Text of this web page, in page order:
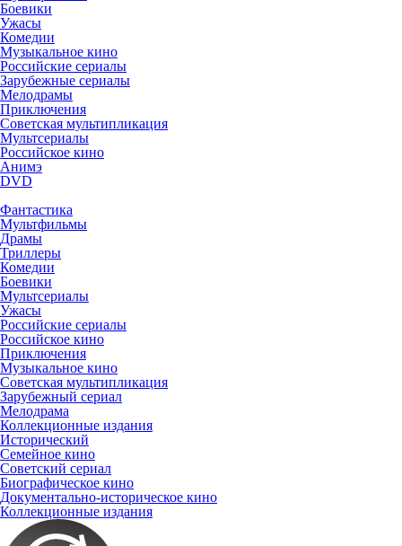
Боевики
Ужасы
Комедии
Музыкальное кино
Российские сериалы
Зарубежные сериалы
Мелодрамы
Приключения
Советская мультипликация
Мультсериалы
Российское кино
Анимэ
DVD
Фантастика
Мультфильмы
Драмы
Триллеры
Комедии
Боевики
Мультсериалы
Ужасы
Российские сериалы
Российское кино
Приключения
Музыкальное кино
Советская мультипликация
Зарубежный сериал
Мелодрама
Коллекционные издания
Исторический
Семейное кино
Советский сериал
Биографическое кино
Документально-историческое кино
Коллекционные издания